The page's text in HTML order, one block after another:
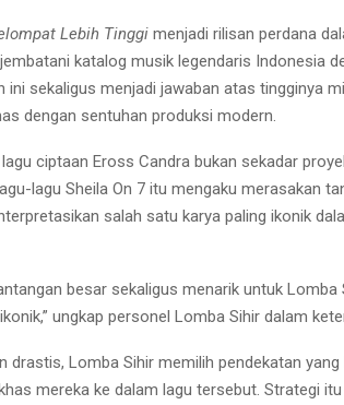
Lebih Tinggi menjadi rilisan perdana
katalog musik legendaris Indonesia
ini sekaligus menjadi jawaban atas tingginya
dengan sentuhan produksi modern.
ciptaan Eross Candra bukan sekadar
lagu Sheila On 7 itu mengaku merasakan
salah satu karya paling ikonik
besar sekaligus menarik untuk Lomba
ungkap personel Lomba Sihir dalam
drastis, Lomba Sihir memilih pendekatan
mereka ke dalam lagu tersebut. Strategi